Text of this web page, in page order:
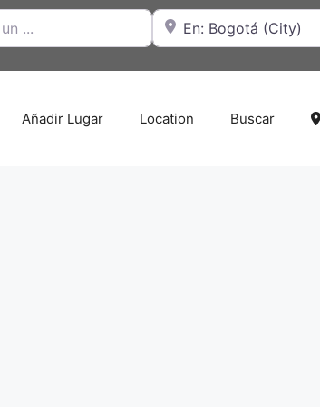
Cerca de
Añadir Lugar Location Buscar